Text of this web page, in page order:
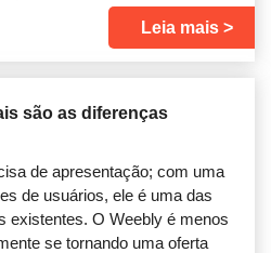
Leia mais
são as diferenças
de apresentação; com uma
de usuários, ele é uma das
existentes. O Weebly é menos
se tornando uma oferta